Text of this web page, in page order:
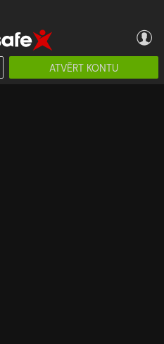
ATVĒRT KONTU